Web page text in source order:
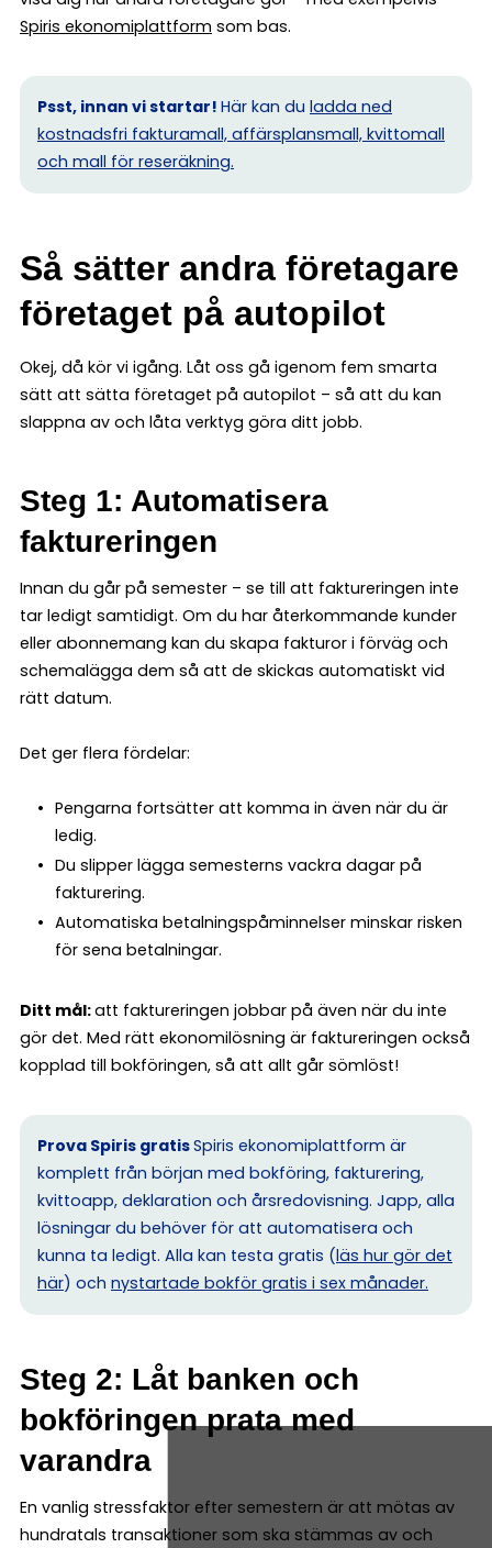
Spiris ekonomiplattform som bas.
Psst, innan vi startar! Här kan du ladda ned
kostnadsfri fakturamall, affärsplansmall, kvittomall
och mall för reseräkning.
Så sätter andra företagare
företaget på autopilot
Okej, då kör vi igång. Låt oss gå igenom fem smarta
sätt att sätta företaget på autopilot – så att du kan
slappna av och låta verktyg göra ditt jobb.
Steg 1: Automatisera
faktureringen
Innan du går på semester – se till att faktureringen inte
tar ledigt samtidigt. Om du har återkommande kunder
eller abonnemang kan du skapa fakturor i förväg och
schemalägga dem så att de skickas automatiskt vid
rätt datum.
Det ger flera fördelar:
Pengarna fortsätter att komma in även när du är
ledig.
Du slipper lägga semesterns vackra dagar på
fakturering.
Automatiska betalningspåminnelser minskar risken
för sena betalningar.
Ditt mål:att faktureringen jobbar på även när du inte
gör det. Med rätt ekonomilösning är faktureringen också
kopplad till bokföringen, så att allt går sömlöst!
Prova Spiris gratisSpiris ekonomiplattform är
komplett från början med bokföring, fakturering,
kvittoapp, deklaration och årsredovisning. Japp, alla
lösningar du behöver för att automatisera och
kunna ta ledigt. Alla kan testa gratis (läs hur gör det
här) och nystartade bokför gratis i sex månader.
Steg 2: Låt banken och
bokföringen prata med
varandra
En vanlig stressfaktor efter semestern är att mötas av
hundratals transaktioner som ska stämmas av och